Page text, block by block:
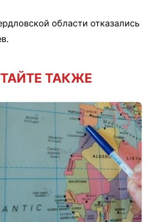
области отказались
ТАКЖЕ